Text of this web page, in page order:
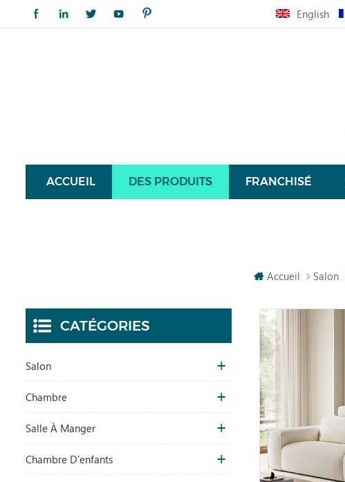
English
ACCUEIL DES PRODUITS FRANCHISÉ
Accueil Salon
CATÉGORIES
Salon
Chambre
Salle À Manger
Chambre D'enfants